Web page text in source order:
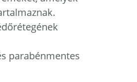
parabénmentes